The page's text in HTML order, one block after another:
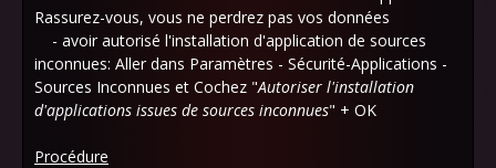
Rassurez-vous, vous ne perdrez pas vos données
- avoir autorisé l'installation d'application de sources
inconnues: Aller dans Paramètres - Sécurité-Applications -
Sources Inconnues et Cochez "Autoriser l'installation
d'applications issues de sources inconnues" + OK
Procédure